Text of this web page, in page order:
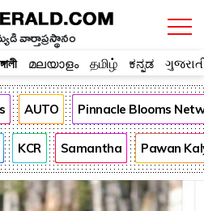
వార్తాప్రస్థానం
മലയാളം தமிழ் ಕನ್ನಡ
AUTO Pinnacle Blooms
KCR Samantha Pawan